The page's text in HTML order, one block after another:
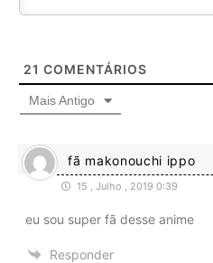
21 COMENTÁRIOS
Mais Antigo
fã makonouchi ippo
15 , Julho , 2019 0:39
eu sou super fã desse anime
Responder